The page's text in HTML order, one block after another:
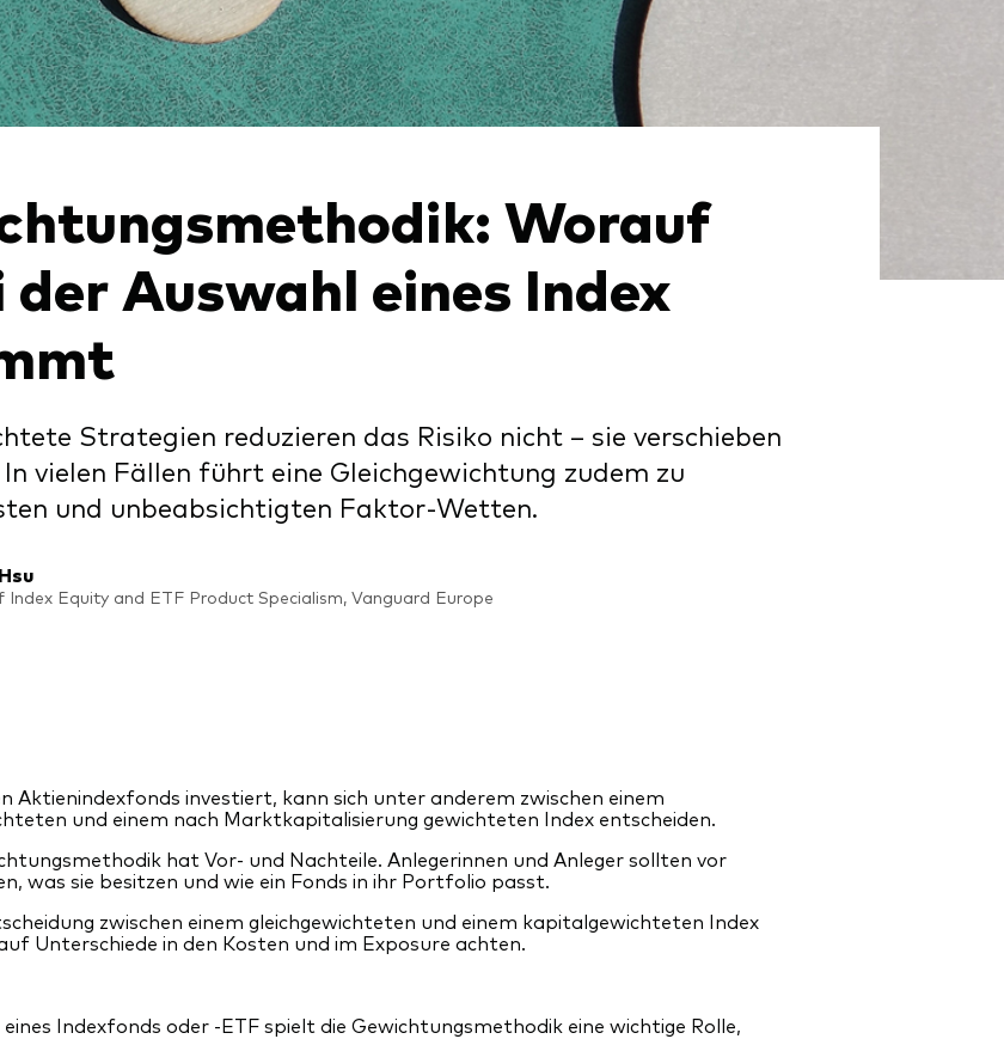
Worauf
der Auswahl eines Index
Strategien reduzieren das Risiko nicht – sie verschieben
vielen Fällen führt eine Gleichgewichtung zudem zu
und unbeabsichtigten Faktor-Wetten.
Index Equity and ETF Product Specialism, Vanguard Europe
Aktienindexfonds investiert, kann sich unter anderem zwischen einem
und einem nach Marktkapitalisierung gewichteten Index entscheiden.
hat Vor- und Nachteile. Anlegerinnen und Anleger sollten vor
was sie besitzen und wie ein Fonds in ihr Portfolio passt.
zwischen einem gleichgewichteten und einem kapitalgewichteten Index
Unterschiede in den Kosten und im Exposure achten.
Indexfonds oder -ETF spielt die Gewichtungsmethodik eine wichtige Rolle,